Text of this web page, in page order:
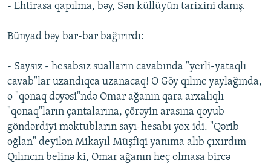
- Ehtirasa qapılma, bəy, Sən küllüyün tarixini danış.
Bünyad bəy bar-bar bağırırdı:
- Saysız - hesabsız sualların cavabında "yerli-yataqlı
cavab"lar uzandıqca uzanacaq! O Göy qılınc yaylağında,
o "qonaq dəyəsi"ndə Omar ağanın qara arxalıqlı
"qonaq"ların çantalarına, çörəyin arasına qoyub
göndərdiyi məktubların sayı-hesabı yox idi. "Qərib
oğlan" deyilən Mikayıl Müşfiqi yanıma alıb çıxırdım
Qılıncın belinə ki, Omar ağanın heç olmasa bircə